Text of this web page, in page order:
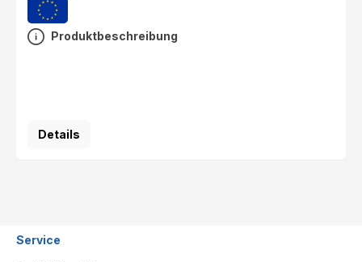
Produktbeschreibung
Details
Service